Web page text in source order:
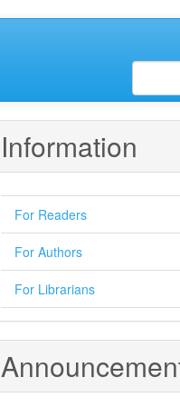
Information
For Readers
For Authors
For Librarians